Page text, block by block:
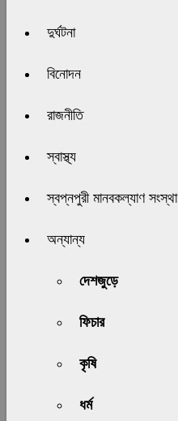
দুর্ঘটনা
বিনোদন
রাজনীতি
স্বাস্থ্য
স্বপ্নপুরী মানবকল্যাণ সংস্থা
অন্যান্য
দেশজুড়ে
ফিচার
কৃষি
ধর্ম